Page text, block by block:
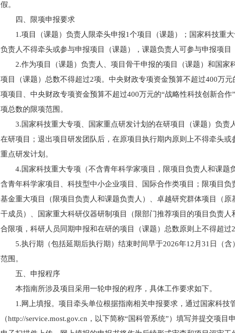
假。
四、限项申报要求
1.项目（课题）负责人限牵头申报1个项目（课题）；国家科技重
负责人不得牵头或参与申报项目（课题），课题负责人可参与申报项目
2.作为项目（课题）负责人、项目骨干申报的项目（课题）和国家
项目（课题）总数不得超过2项。中央财政专项资金预算不超过400万
项项目、中央财政专项资金预算不超过400万元的“战略性科技创新合
项总数的限项范围。
3.国家科技重大专项、国家重点研发计划的在研项目（课题）负责
在研项目；退出项目研发团队后，在原项目执行期内原则上不得牵头
重点研发计划。
4.国家科技重大专项（不含青年科学家项目，限项目负责人和课题
含青年科学家项目、科技型中小企业项目、国际合作类项目；限项目
基金重大项目（限项目负责人和课题负责人）、卓越研究群体项目（
干成员）、国家重大科研仪器研制项目（限部门推荐项目的项目负责
合限项，科研人员同期申报和在研的项目（课题）总数原则上不得超过2
5.执行期（包括延期后执行期）结束时间早于2026年12月31日（
范围。
五、申报程序
本指南所涉及项目采用一轮申报的程序，具体工作要求如下。
1.网上填报。 项目牵头单位根据指南相关申报要求，通过国家科技
（http://service.most.gov.cn，以下简称“国科管系统”）填写并提交项